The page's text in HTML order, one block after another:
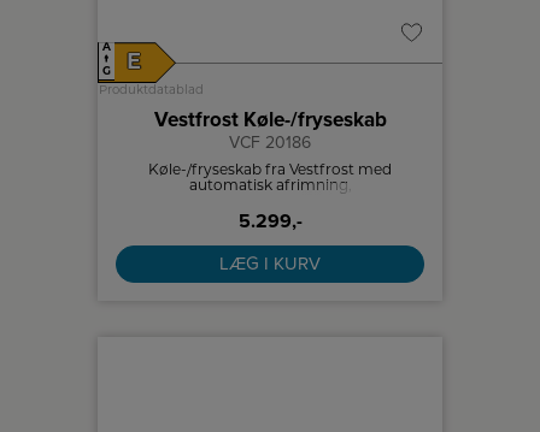
A
↑
G
E
Produktdatablad
Vestfrost Køle-/fryseskab
VCF 20186
Køle-/fryseskab fra Vestfrost med
automatisk afrimning,
og 91 L frysekapacitet.
5.299,-
LÆG I KURV